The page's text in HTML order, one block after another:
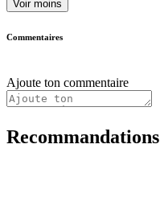
Voir moins
Commentaires
Ajoute ton commentaire
Recommandations